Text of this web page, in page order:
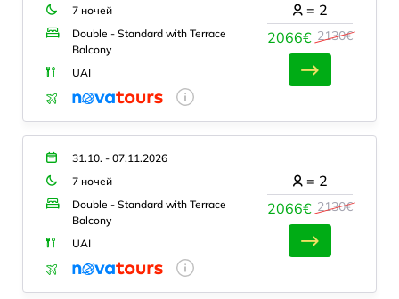
7 ночей
Double - Standard with Terrace
Balcony
UAI
2066€ 2130€
= 2
31.10. - 07.11.2026
7 ночей
Double - Standard with Terrace
Balcony
UAI
2066€ 2130€
= 2